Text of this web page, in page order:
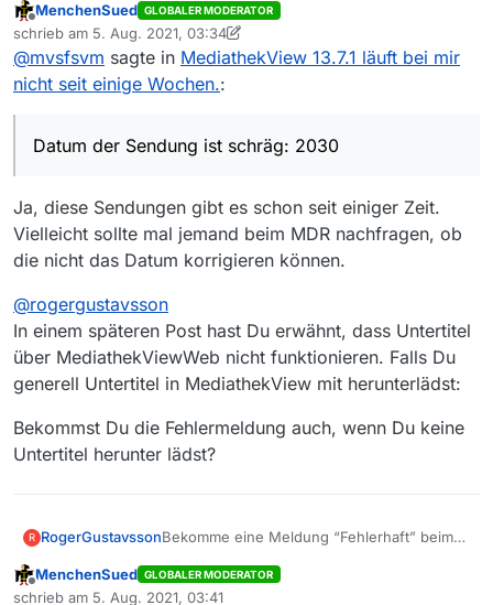
Jahren normalerweise nicht mehr vor. Wenn doch,
gab’s da in den Fällen einen Fehler, der nach einer
Meldung schnell behoben wurde. Hier landet
allerdings eine MP4-Datei auf der Platte. Daher
dürfte das ein Problem mit den Einstellungen sein.
Ach ja, auch das Datum der Sendung ist schräg:
2030
Gibt’s auch bei weiteren Sendungen:
Offline
MenchenSued GLOBALER MODERATOR
schrieb am 5. Aug. 2021, 03:34
zuletzt editiert von MenchenSued
@mvsfsvm sagte in MediathekView 13.7.1 läuft bei mir
nicht seit einige Wochen.:
Datum der Sendung ist schräg: 2030
Ja, diese Sendungen gibt es schon seit einiger Zeit.
Vielleicht sollte mal jemand beim MDR nachfragen, ob
die nicht das Datum korrigieren können.
@rogergustavsson
In einem späteren Post hast Du erwähnt, dass Untertitel
über MediathekViewWeb nicht funktionieren. Falls Du
generell Untertitel in MediathekView mit herunterlädst:
Bekommst Du die Fehlermeldung auch, wenn Du keine
Untertitel herunter lädst?
R RogerGustavssonBekomme eine Meldung “Fehlerhaft” beim
ohne weiteres abspielen mit VLC.
Offline
MenchenSued GLOBALER MODERATOR
schrieb am 5. Aug. 2021, 03:41